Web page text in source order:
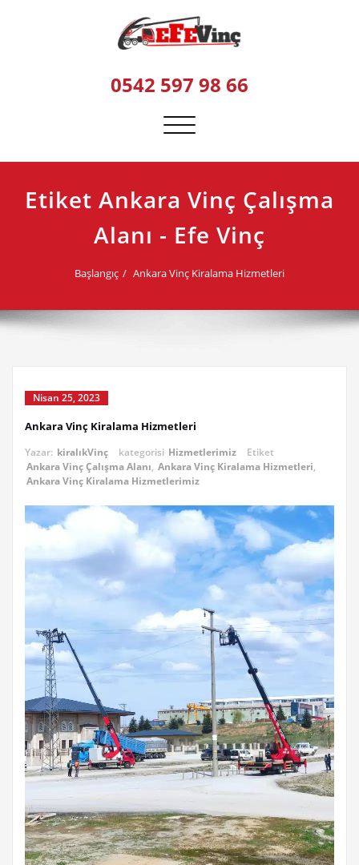
0542 597 98 66
Navigasyonu
Etiket Ankara Vinç Çalışma
Alanı - Efe Vinç
Başlangıç Ankara Vinç Kiralama Hizmetleri
Nisan 25, 2023
Ankara Vinç Kiralama Hizmetleri
Yazar: kiralıkVinç kategorisi Hizmetlerimiz
Etiket
Ankara Vinç Çalışma Alanı, Ankara Vinç Kiralama Hizmetleri,
Ankara Vinç Kiralama Hizmetlerimiz